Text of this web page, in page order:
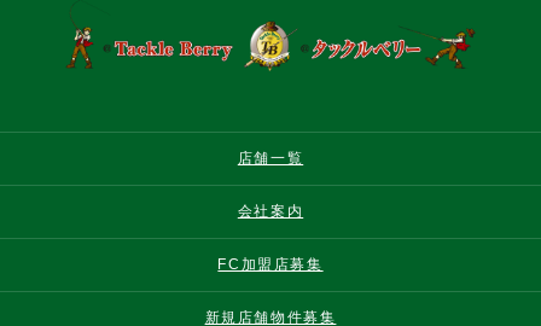
店舗一覧
会社案内
FC加盟店募集
新規店舗物件募集